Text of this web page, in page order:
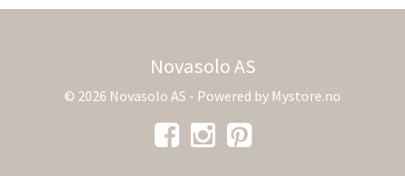
Novasolo AS
© 2026 Novasolo AS - Powered by Mystore.no